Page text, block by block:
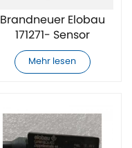
Brandneuer Elobau
171271- Sensor
Mehr lesen